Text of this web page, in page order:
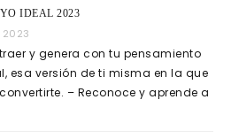
IDEAL 2023
y genera con tu pensamiento
esa versión de ti misma en la que
– Reconoce y aprende a